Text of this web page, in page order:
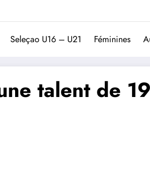
Trivela
L'actualité du football
Seleçao U16 – U21 Féminines
talent de